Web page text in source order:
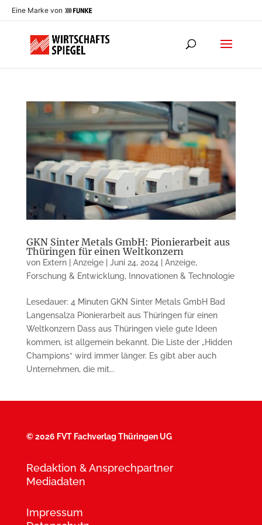
Eine Marke von
GKN Sinter Metals GmbH: Pionierarbeit aus
Thüringen für einen Weltkonzern
von Extern | Anzeige| Juni 24, 2024 | Anzeige,
Forschung & Entwicklung, Innovationen & Technologie
Lesedauer: 4 Minuten GKN Sinter Metals GmbH Bad
Langensalza Pionierarbeit aus Thüringen für einen
Weltkonzern Dass aus Thüringen viele gute Ideen
kommen, ist allgemein bekannt. Die Liste der „Hidden
Champions“ wird immer länger. Es gibt aber auch
Unternehmen, die mit...
©2026 FVT Fachverlag Thüringen UG
Redaktion & Ansprechpartner
Mediadaten
Impressum